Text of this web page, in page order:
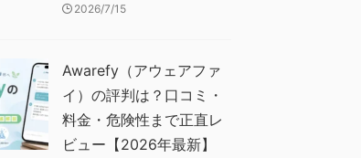
2026/7/15
Awarefy（アウェアファ
イ）の評判は？口コミ・
料金・危険性まで正直レ
ビュー【2026年最新】